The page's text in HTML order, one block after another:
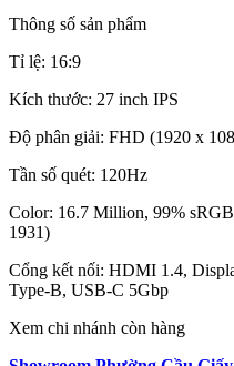
Thông số sản phẩm
Tỉ lệ: 16:9
Kích thước: 27 inch IPS
Độ phân giải: FHD (1920 x
Tần số quét: 120Hz
Color: 16.7 Million, 99%
1931)
Cổng kết nối: HDMI 1.4,
Type-B, USB-C 5Gbp
Xem chi nhánh còn hàng